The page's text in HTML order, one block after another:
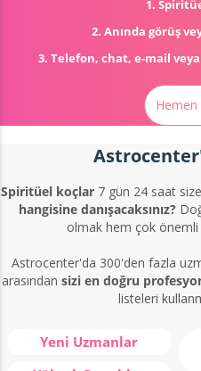
1.
2. Anında görüş
3. Telefon, chat, e-mail
Hemen
Spiritüel koçlar 7 gün 24 saat
hangisine danışacaksınız?
olmak hem çok
Astrocenter'da 300'den fazla
arasından sizi en doğru
listeleri
Yeni Uzmanlar